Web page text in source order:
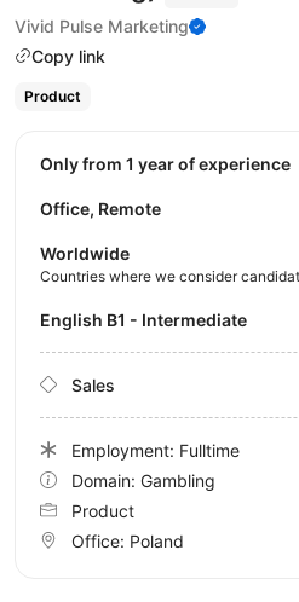
Vivid Pulse Marketing
Copy link
Product
Only from 1 year of experience
Office, Remote
Worldwide
Countries where we consider
English B1 - Intermediate
Sales
Employment: Fulltime
Domain: Gambling
Product
Office: Poland